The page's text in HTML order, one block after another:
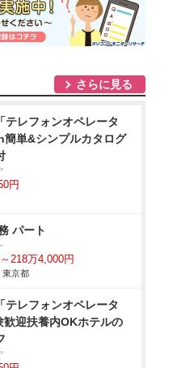
さらに見る
テレフォンオペレータ
簡単&シンプルカタログ
円
障がい者採用/事務 パート
218万4,000円
東京都
テレフォンオペレータ
歓迎扶養内OKホテルの